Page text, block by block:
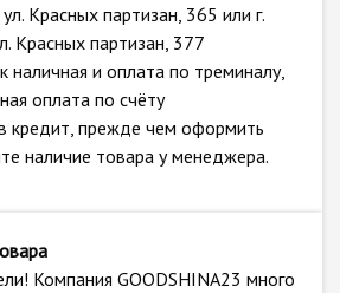
Красных партизан, 365 или г.
Красных партизан, 377
наличная и оплата по треминалу,
оплата по счёту
кредит, прежде чем оформить
наличие товара у менеджера.
Компания GOODSHINA23 много